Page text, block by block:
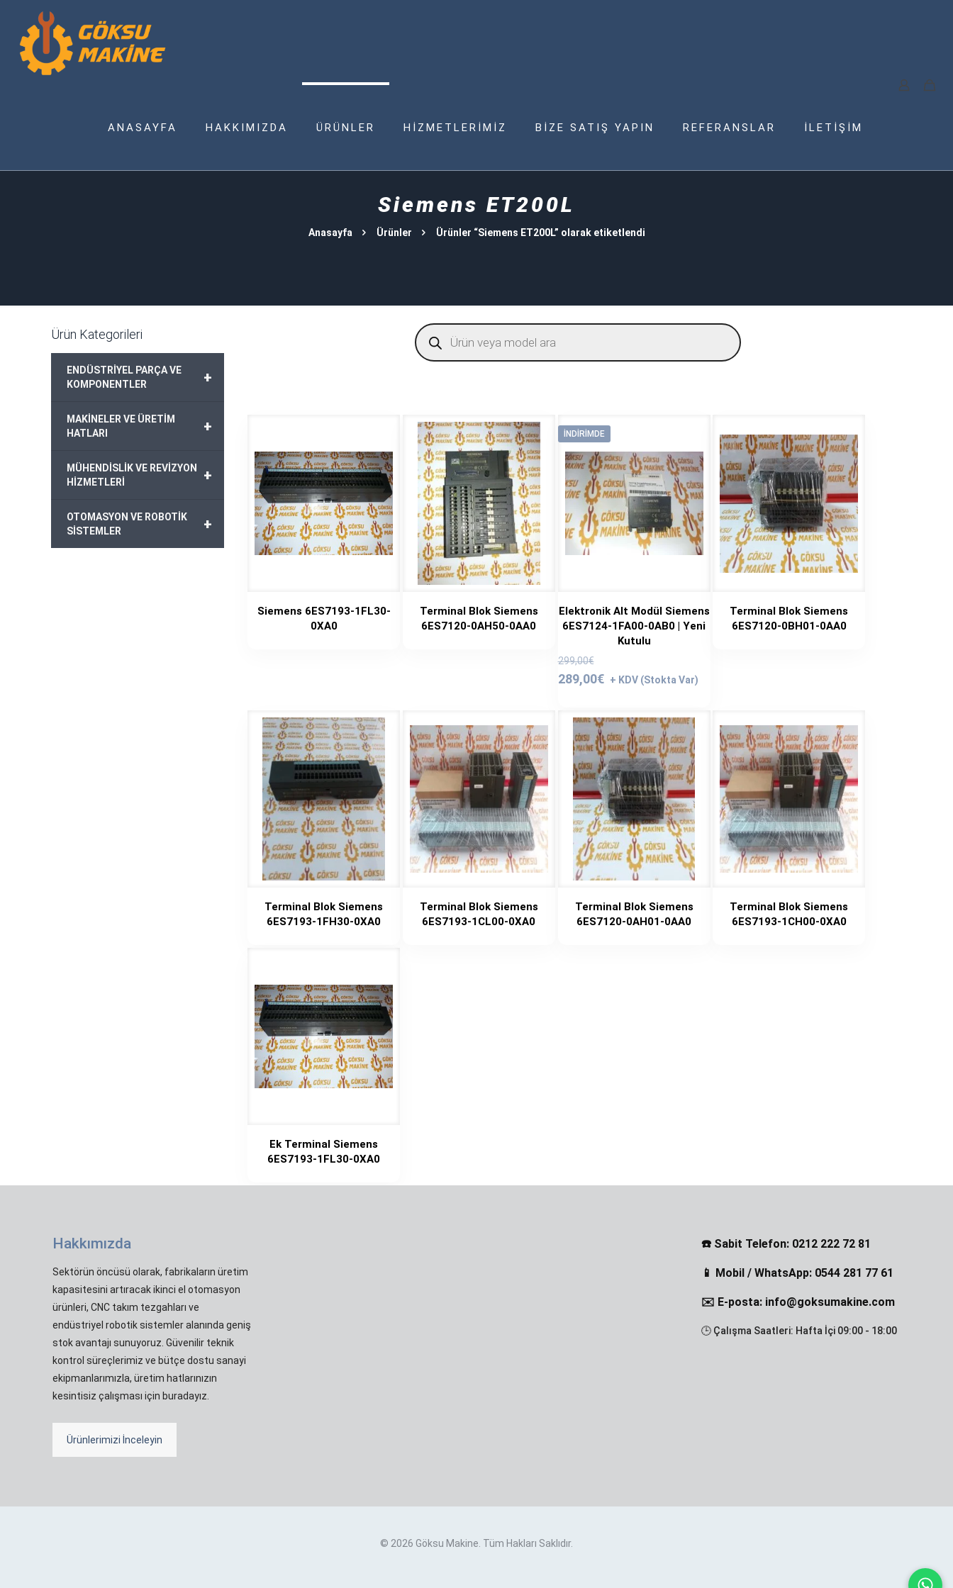
ANASAYFA HAKKIMIZDA ÜRÜNLER HİZMETLERİMİZ BİZE SATIŞ YAPIN REFERANSLAR İLETİŞİM
Siemens ET200L
Anasayfa Ürünler Ürünler “Siemens ET200L” olarak etiketlendi
Products
search
Siemens 6ES7193-1FL30-
0XA0
Terminal Blok Siemens
6ES7120-0AH50-0AA0
İNDIRIMDE
Elektronik Alt Modül Siemens
6ES7124-1FA00-0AB0 | Yeni
Kutulu
299,00€
fiyat:
289,00€
Şu
289,00€.
Terminal Blok Siemens
6ES7120-0BH01-0AA0
Terminal Blok Siemens
6ES7193-1FH30-0XA0
Terminal Blok Siemens
6ES7193-1CL00-0XA0
Terminal Blok Siemens
6ES7120-0AH01-0AA0
Terminal Blok Siemens
6ES7193-1CH00-0XA0
Ek Terminal Siemens
6ES7193-1FL30-0XA0
Ürün Kategorileri
+
ENDÜSTRİYEL PARÇA VE
KOMPONENTLER
+
MAKİNELER VE ÜRETİM
HATLARI
+
MÜHENDİSLİK VE REVİZYON
HİZMETLERİ
+
OTOMASYON VE ROBOTİK
SİSTEMLER
Hakkımızda
Sektörün öncüsü olarak, fabrikaların üretim
kapasitesini artıracak ikinci el otomasyon
ürünleri, CNC takım tezgahları ve
endüstriyel robotik sistemler alanında geniş
stok avantajı sunuyoruz. Güvenilir teknik
kontrol süreçlerimiz ve bütçe dostu sanayi
ekipmanlarımızla, üretim hatlarınızın
kesintisiz çalışması için buradayız.
Ürünlerimizi İnceleyin
☎️ Sabit Telefon: 0212 222 72 81
📱 Mobil / WhatsApp: 0544 281 77 61
✉️ E-posta: info@goksumakine.com
🕒 Çalışma Saatleri: Hafta İçi 09:00 - 18:00